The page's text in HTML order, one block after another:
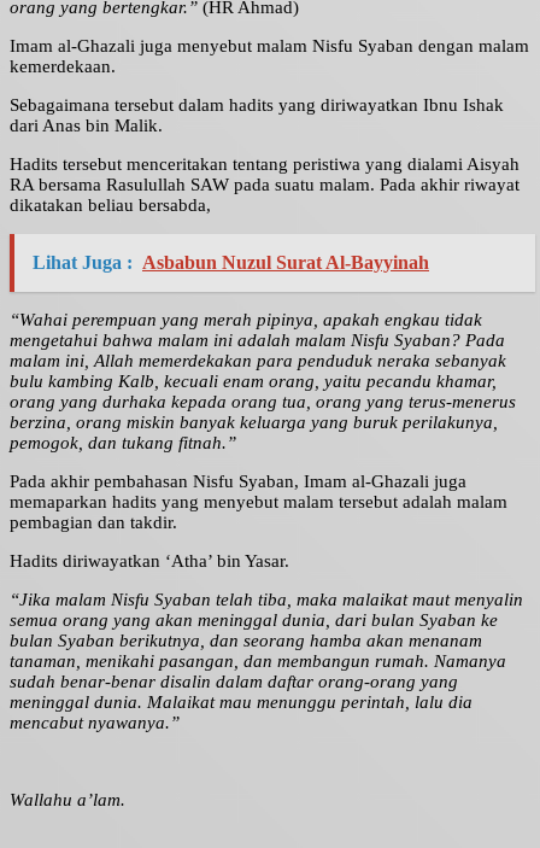
orang yang bertengkar.” (HR Ahmad)
Imam al-Ghazali juga menyebut malam Nisfu Syaban dengan malam
kemerdekaan.
Sebagaimana tersebut dalam hadits yang diriwayatkan Ibnu Ishak
dari Anas bin Malik.
Hadits tersebut menceritakan tentang peristiwa yang dialami Aisyah
RA bersama Rasulullah SAW pada suatu malam. Pada akhir riwayat
dikatakan beliau bersabda,
Lihat Juga : Asbabun Nuzul Surat Al-Bayyinah
“Wahai perempuan yang merah pipinya, apakah engkau tidak
mengetahui bahwa malam ini adalah malam Nisfu Syaban? Pada
malam ini, Allah memerdekakan para penduduk neraka sebanyak
bulu kambing Kalb, kecuali enam orang, yaitu pecandu khamar,
orang yang durhaka kepada orang tua, orang yang terus-menerus
berzina, orang miskin banyak keluarga yang buruk perilakunya,
pemogok, dan tukang fitnah.”
Pada akhir pembahasan Nisfu Syaban, Imam al-Ghazali juga
memaparkan hadits yang menyebut malam tersebut adalah malam
pembagian dan takdir.
Hadits diriwayatkan ‘Atha’ bin Yasar.
“Jika malam Nisfu Syaban telah tiba, maka malaikat maut menyalin
semua orang yang akan meninggal dunia, dari bulan Syaban ke
bulan Syaban berikutnya, dan seorang hamba akan menanam
tanaman, menikahi pasangan, dan membangun rumah. Namanya
sudah benar-benar disalin dalam daftar orang-orang yang
meninggal dunia. Malaikat mau menunggu perintah, lalu dia
mencabut nyawanya.”
Wallahu a’lam.